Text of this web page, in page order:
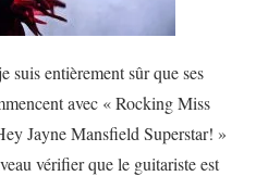
suis entièrement sûr que ses
avec « Rocking Miss
Jayne Mansfield Superstar! »
vérifier que le guitariste est